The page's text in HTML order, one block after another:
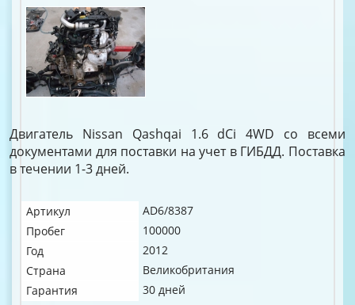
Двигатель Nissan Qashqai 1.6 dCi 4WD со всеми
документами для поставки на учет в ГИБДД. Поставка
в течении 1-3 дней.
Артикул
AD6/8387
Пробег
100000
Год
2012
Страна
Великобритания
Гарантия
30 дней